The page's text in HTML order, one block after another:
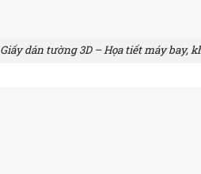
Giấy dán tường 3D – Họa tiết máy bay,